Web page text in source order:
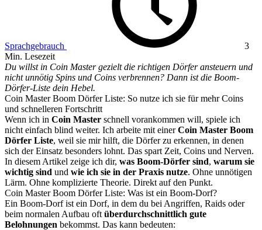
Sprachgebrauch
3
Min. Lesezeit
Du willst in Coin Master gezielt die richtigen Dörfer ansteuern und
nicht unnötig Spins und Coins verbrennen? Dann ist die Boom-
Dörfer-Liste dein Hebel.
Coin Master Boom Dörfer Liste: So nutze ich sie für mehr Coins
und schnelleren Fortschritt
Wenn ich in Coin Master schnell vorankommen will, spiele ich
nicht einfach blind weiter. Ich arbeite mit einerCoin Master Boom
Dörfer Liste, weil sie mir hilft, die Dörfer zu erkennen, in denen
sich der Einsatz besonders lohnt. Das spart Zeit, Coins und Nerven.
In diesem Artikel zeige ich dir, was Boom-Dörfer sind, warum sie
wichtig sind und wie ich sie in der Praxis nutze. Ohne unnötigen
Lärm. Ohne komplizierte Theorie. Direkt auf den Punkt.
Coin Master Boom Dörfer Liste: Was ist ein Boom-Dorf?
Ein Boom-Dorf ist ein Dorf, in dem du bei Angriffen, Raids oder
beim normalen Aufbau oft überdurchschnittlich gute
Belohnungen bekommst. Das kann bedeuten: